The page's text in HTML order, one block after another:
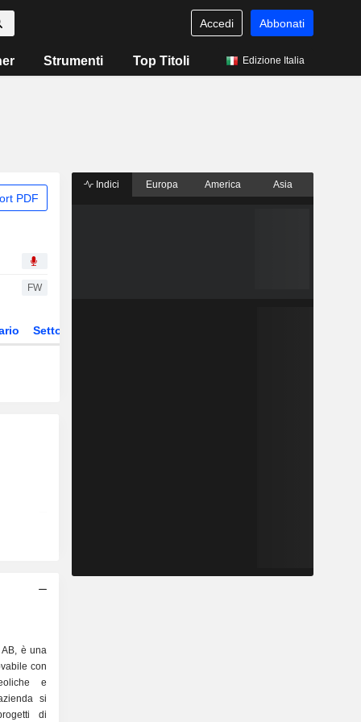
Accedi Abbonati
Strumenti Top Titoli Edizione Italia
PDF
FW
Settore
è una
con
e
si
di
Indici Europa America Asia